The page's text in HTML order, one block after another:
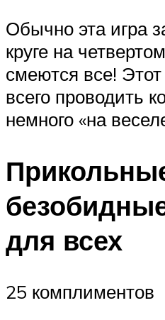
Обычно эта игра
круге на
смеются все!
всего проводить
немного «на
для всех
25 комплиментов